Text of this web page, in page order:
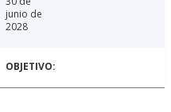
junio de
2028